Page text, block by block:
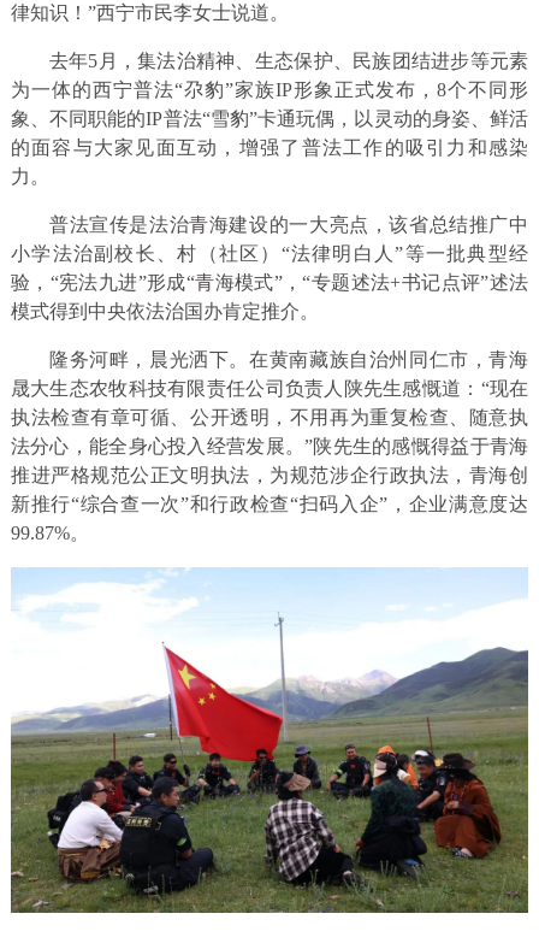
律知识！”西宁市民李女士说道。
去年5月，集法治精神、生态保护、民族团结进步等元素
为一体的西宁普法“尕豹”家族IP形象正式发布，8个不同形
象、不同职能的IP普法“雪豹”卡通玩偶，以灵动的身姿、鲜活
的面容与大家见面互动，增强了普法工作的吸引力和感染
力。
普法宣传是法治青海建设的一大亮点，该省总结推广中
小学法治副校长、村（社区）“法律明白人”等一批典型经
验，“宪法九进”形成“青海模式”，“专题述法+书记点评”述法
模式得到中央依法治国办肯定推介。
隆务河畔，晨光洒下。在黄南藏族自治州同仁市，青海
晟大生态农牧科技有限责任公司负责人陕先生感慨道：“现在
执法检查有章可循、公开透明，不用再为重复检查、随意执
法分心，能全身心投入经营发展。”陕先生的感慨得益于青海
推进严格规范公正文明执法，为规范涉企行政执法，青海创
新推行“综合查一次”和行政检查“扫码入企”，企业满意度达
99.87%。